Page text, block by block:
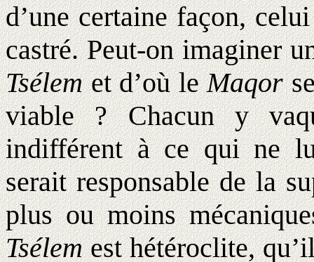
d’une certaine façon,
castré. Peut-on imaginer
Tsélemet d’où leMaqor
viable ? Chacun y
indifférent à ce qui ne
serait responsable de la
plus ou moins
Tsélemest hétéroclite,